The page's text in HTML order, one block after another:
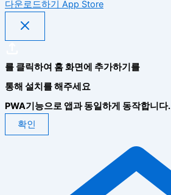
다운로드하기 App Store
를 클릭하여 홈 화면에 추가하기를
통해 설치를 해주세요
PWA기능으로 앱과 동일하게 동작합니다.
확인